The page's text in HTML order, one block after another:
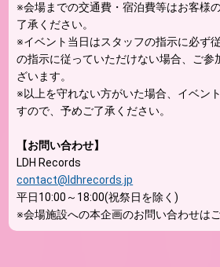
※会場までの交通費・宿泊費等はお客様
了承ください。
※イベント当日はスタッフの指示に必ず
の指示に従っていただけない場合、ご参
ざいます。
※以上を守れない方がいた場合、イベン
すので、予めご了承ください。
【お問い合わせ】
LDH Records
contact@ldhrecords.jp
平日10:00～18:00(祝祭日を除く)
※会場施設への本企画のお問い合わせは